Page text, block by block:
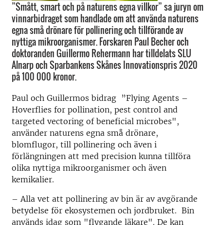
”Smått, smart och på naturens egna villkor” sa juryn om
vinnarbidraget som handlade om att använda naturens
egna små drönare för pollinering och tillförande av
nyttiga mikroorganismer. Forskaren Paul Becher och
doktoranden Guillermo Rehermann har tilldelats SLU
Alnarp och Sparbankens Skånes Innovationspris 2020
på 100 000 kronor.
Paul och Guillermos bidrag ”Flying Agents –
Hoverflies for pollination, pest control and
targeted vectoring of beneficial microbes",
använder naturens egna små drönare,
blomflugor, till pollinering och även i
förlängningen att med precision kunna tillföra
olika nyttiga mikroorganismer och även
kemikalier.
– Alla vet att pollinering av bin är av avgörande
betydelse för ekosystemen och jordbruket. Bin
används idag som "flygande läkare". De kan